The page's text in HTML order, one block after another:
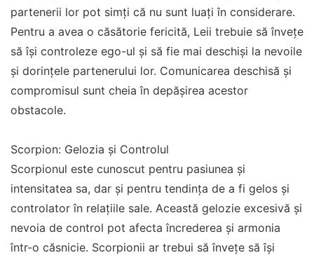
partenerii lor pot simți că nu sunt luați în considerare.
Pentru a avea o căsătorie fericită, Leii trebuie să învețe
să își controleze ego-ul și să fie mai deschiși la nevoile
și dorințele partenerului lor. Comunicarea deschisă și
compromisul sunt cheia în depășirea acestor
obstacole.
Scorpion: Gelozia și Controlul
Scorpionul este cunoscut pentru pasiunea și
intensitatea sa, dar și pentru tendința de a fi gelos și
controlator în relațiile sale. Această gelozie excesivă și
nevoia de control pot afecta încrederea și armonia
într-o căsnicie. Scorpionii ar trebui să învețe să își